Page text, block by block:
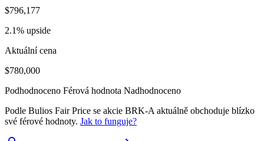
$796,177
2.1% upside
Aktuální cena
$780,000
Podhodnoceno Férová hodnota Nadhodnoceno
Podle Bulios Fair Price se akcie BRK-A aktuálně obchoduje blízko
své férové hodnoty. Jak to funguje?